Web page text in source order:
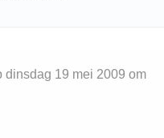
dinsdag 19 mei 2009 om